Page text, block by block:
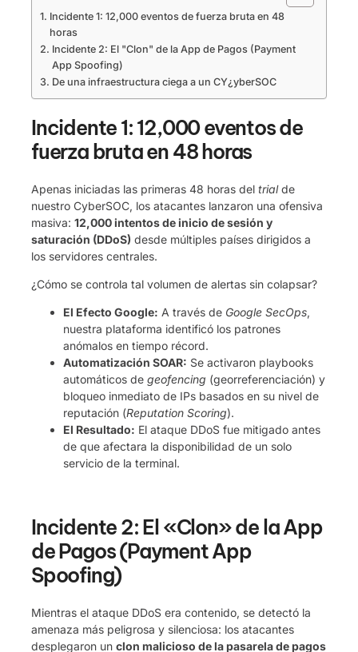
Incidente 1: 12,000 eventos de fuerza bruta en 48
horas
Incidente 2: El "Clon" de la App de Pagos (Payment
App Spoofing)
De una infraestructura ciega a un CY¿yberSOC
Incidente 1: 12,000 eventos de
fuerza bruta en 48 horas
Apenas iniciadas las primeras 48 horas del trialde
nuestro CyberSOC, los atacantes lanzaron una ofensiva
masiva: 12,000 intentos de inicio de sesión y
saturación (DDoS) desde múltiples países dirigidos a
los servidores centrales.
¿Cómo se controla tal volumen de alertas sin colapsar?
El Efecto Google: A través de Google SecOps,
nuestra plataforma identificó los patrones
anómalos en tiempo récord.
Automatización SOAR: Se activaron playbooks
automáticos de geofencing (georreferenciación) y
bloqueo inmediato de IPs basados en su nivel de
reputación (Reputation Scoring).
El Resultado: El ataque DDoS fue mitigado antes
de que afectara la disponibilidad de un solo
servicio de la terminal.
Incidente 2: El «Clon» de la App
de Pagos (Payment App
Spoofing)
Mientras el ataque DDoS era contenido, se detectó la
amenaza más peligrosa y silenciosa: los atacantes
desplegaron un clon malicioso de la pasarela de pagos